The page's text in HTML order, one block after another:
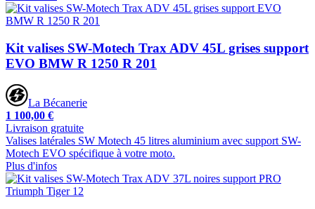
Kit valises SW-Motech Trax ADV 45L grises support
EVO BMW R 1250 R 201
La Bécanerie
1 100,00 €
Livraison gratuite
Valises latérales SW Motech 45 litres aluminium avec support SW-
Motech EVO spécifique à votre moto.
Plus d'infos